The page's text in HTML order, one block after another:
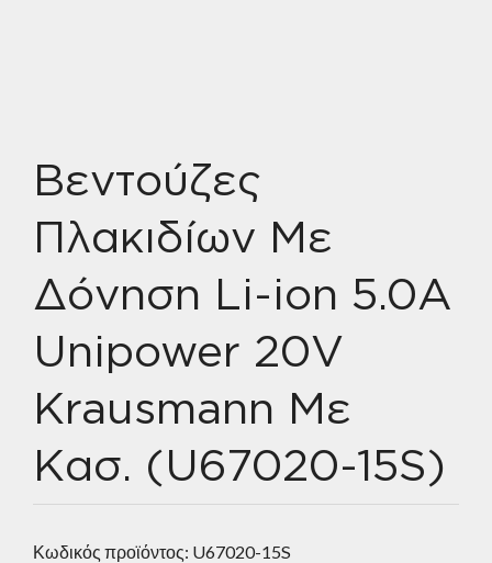
Βεντούζες
Πλακιδίων Με
Δόνηση Li-ion 5.0A
Unipower 20V
Krausmann Με
Κασ. (U67020-15S)
Κωδικός προϊόντος: U67020-15S